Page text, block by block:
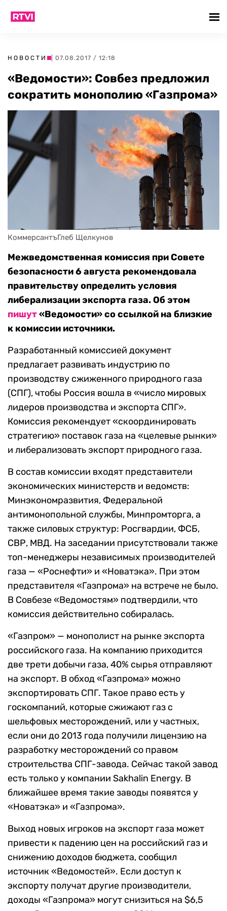
НОВОСТИ | 07.08.2017 / 12:18
«Ведомости»: Совбез предложил
сократить монополию «Газпрома»
КоммерсантъГлеб Щелкунов
Межведомственная комиссия при Совете
безопасности 6 августа рекомендовала
правительству определить условия
либерализации экспорта газа. Об этом
пишут«Ведомости» со ссылкой на близкие
к комиссии источники.
Разработанный комиссией документ
предлагает развивать индустрию по
производству сжиженного природного газа
(СПГ), чтобы Россия вошла в «число мировых
лидеров производства и экспорта СПГ».
Комиссия рекомендует «скоординировать
стратегию» поставок газа на «целевые рынки»
и либерализовать экспорт природного газа.
В состав комиссии входят представители
экономических министерств и ведомств:
Минэкономразвития, Федеральной
антимонопольной службы, Минпромторга, а
также силовых структур: Росгвардии, ФСБ,
СВР, МВД. На заседании присутствовали также
топ-менеджеры независимых производителей
газа — «Роснефти» и «Новатэка». При этом
представителя «Газпрома» на встрече не было.
В Совбезе «Ведомостям» подтвердили, что
комиссия действительно собиралась.
«Газпром» — монополист на рынке экспорта
российского газа. На компанию приходится
две трети добычи газа, 40% сырья отправляют
на экспорт. В обход «Газпрома» можно
экспортировать СПГ. Такое право есть у
госкомпаний, которые сжижают газ с
шельфовых месторождений, или у частных,
если они до 2013 года получили лицензию на
разработку месторождений со правом
строительства СПГ-завода. Сейчас такой завод
есть только у компании Sakhalin Energy. В
ближайшее время такие заводы появятся у
«Новатэка» и «Газпрома».
Выход новых игроков на экспорт газа может
привести к падению цен на российский газ и
снижению доходов бюджета, сообщил
источник «Ведомостей». Если доступ к
экспорту получат другие производители,
доходы «Газпрома» могут снизиться на $6,5